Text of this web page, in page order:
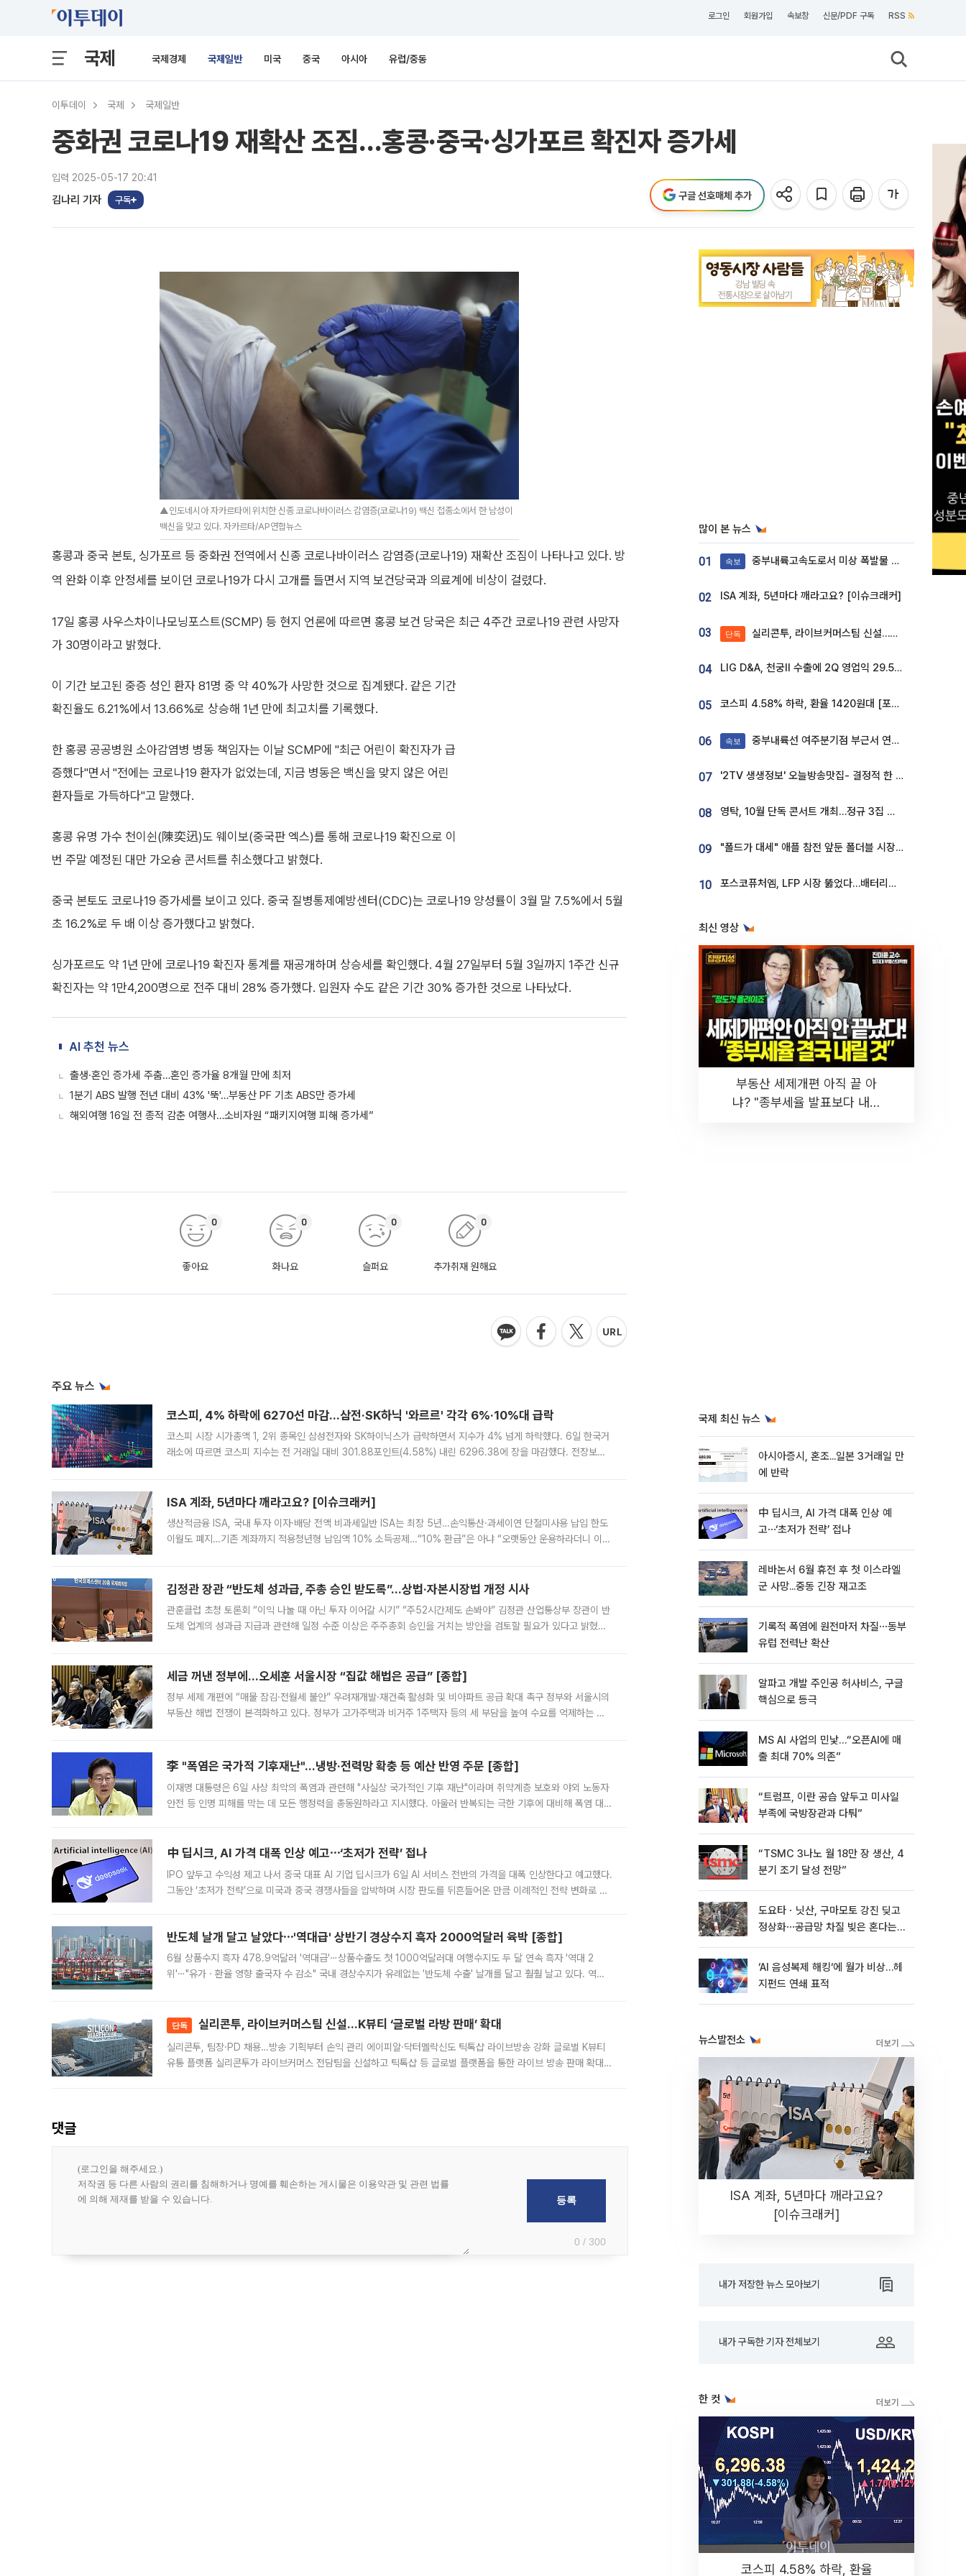
로그인 회원가입 속보창 신문/PDF 구독 RSS
국제 국제경제 국제일반 미국 중국 아시아 유럽/중동
이투데이 국제 국제일반
중화권 코로나19 재확산 조짐…홍콩·중국·싱가포르 확진자 증가세
입력 2025-05-17 20:41
김나리 기자 구독 구글 선호매체 추가
▲인도네시아 자카르타에 위치한 신종 코로나바이러스 감염증(코로나19) 백신 접종소에서 한 남성이
백신을 맞고 있다. 자카르타/AP연합뉴스
홍콩과 중국 본토, 싱가포르 등 중화권 전역에서 신종 코로나바이러스 감염증(코로나19) 재확산 조짐이 나타나고 있다. 방
역 완화 이후 안정세를 보이던 코로나19가 다시 고개를 들면서 지역 보건당국과 의료계에 비상이 걸렸다.
17일 홍콩 사우스차이나모닝포스트(SCMP) 등 현지 언론에 따르면 홍콩 보건 당국은 최근 4주간 코로나19 관련 사망자
가 30명이라고 밝혔다.
이 기간 보고된 중증 성인 환자 81명 중 약 40%가 사망한 것으로 집계됐다. 같은 기간
확진율도 6.21%에서 13.66%로 상승해 1년 만에 최고치를 기록했다.
한 홍콩 공공병원 소아감염병 병동 책임자는 이날 SCMP에 "최근 어린이 확진자가 급
증했다"면서 "전에는 코로나19 환자가 없었는데, 지금 병동은 백신을 맞지 않은 어린
환자들로 가득하다"고 말했다.
홍콩 유명 가수 천이쉰(陳奕迅)도 웨이보(중국판 엑스)를 통해 코로나19 확진으로 이
번 주말 예정된 대만 가오슝 콘서트를 취소했다고 밝혔다.
중국 본토도 코로나19 증가세를 보이고 있다. 중국 질병통제예방센터(CDC)는 코로나19 양성률이 3월 말 7.5%에서 5월
초 16.2%로 두 배 이상 증가했다고 밝혔다.
싱가포르도 약 1년 만에 코로나19 확진자 통계를 재공개하며 상승세를 확인했다. 4월 27일부터 5월 3일까지 1주간 신규
확진자는 약 1만4,200명으로 전주 대비 28% 증가했다. 입원자 수도 같은 기간 30% 증가한 것으로 나타났다.
AI 추천 뉴스
출생·혼인 증가세 주춤…혼인 증가율 8개월 만에 최저
1분기 ABS 발행 전년 대비 43% '뚝'…부동산 PF 기초 ABS만 증가세
해외여행 16일 전 종적 감춘 여행사…소비자원 “패키지여행 피해 증가세”
좋아요
0
화나요
0
슬퍼요
0
추가취재 원해요
0
주요 뉴스
코스피, 4% 하락에 6270선 마감…삼전·SK하닉 '와르르' 각각 6%·10%대 급락
코스피 시장 시가총액 1, 2위 종목인 삼성전자와 SK하이닉스가 급락하면서 지수가 4% 넘게 하락했다. 6일 한국거
래소에 따르면 코스피 지수는 전 거래일 대비 301.88포인트(4.58%) 내린 6296.38에 장을 마감했다. 전장보다
ISA 계좌, 5년마다 깨라고요? [이슈크래커]
생산적금융 ISA, 국내 투자 이자·배당 전액 비과세일반 ISA는 최장 5년…손익통산·과세이연 단절미사용 납입 한도
이월도 폐지…기존 계좌까지 적용청년형 납입액 10% 소득공제…“10% 환급”은 아냐 “오랫동안 운용하라더니 이제
김정관 장관 “반도체 성과급, 주총 승인 받도록”…상법·자본시장법 개정 시사
관훈클럽 초청 토론회 “이익 나눌 때 아닌 투자 이어갈 시기” “주52시간제도 손봐야” 김정관 산업통상부 장관이 반
도체 업계의 성과급 지급과 관련해 일정 수준 이상은 주주총회 승인을 거치는 방안을 검토할 필요가 있다고 밝혔다.
세금 꺼낸 정부에…오세훈 서울시장 “집값 해법은 공급” [종합]
정부 세제 개편에 “매물 잠김·전월세 불안” 우려재개발·재건축 활성화 및 비아파트 공급 확대 촉구 정부와 서울시의
부동산 해법 전쟁이 본격화하고 있다. 정부가 고가주택과 비거주 1주택자 등의 세 부담을 높여 수요를 억제하는 카
李 "폭염은 국가적 기후재난"…냉방·전력망 확충 등 예산 반영 주문 [종합]
이재명 대통령은 6일 사상 최악의 폭염과 관련해 "사실상 국가적인 기후 재난"이라며 취약계층 보호와 야외 노동자
안전 등 인명 피해를 막는 데 모든 행정력을 총동원하라고 지시했다. 아울러 반복되는 극한 기후에 대비해 폭염 대응
中 딥시크, AI 가격 대폭 인상 예고⋯‘초저가 전략’ 접나
IPO 앞두고 수익성 제고 나서 중국 대표 AI 기업 딥시크가 6일 AI 서비스 전반의 가격을 대폭 인상한다고 예고했다.
그동안 ‘초저가 전략’으로 미국과 중국 경쟁사들을 압박하며 시장 판도를 뒤흔들어온 만큼 이례적인 전략 변화로 평
반도체 날개 달고 날았다⋯'역대급' 상반기 경상수지 흑자 2000억달러 육박 [종합]
6월 상품수지 흑자 478.9억달러 '역대급'⋯상품수출도 첫 1000억달러대 여행수지도 두 달 연속 흑자 '역대 2
위'⋯"유가ㆍ환율 영향 출국자 수 감소" 국내 경상수지가 유례없는 '반도체 수출' 날개를 달고 훨훨 날고 있다. 역대
단독 실리콘투, 라이브커머스팀 신설…K뷰티 ‘글로벌 라방 판매’ 확대
실리콘투, 팀장·PD 채용…방송 기획부터 손익 관리 에이피알·닥터멜락신도 틱톡샵 라이브방송 강화 글로벌 K뷰티
유통 플랫폼 실리콘투가 라이브커머스 전담팀을 신설하고 틱톡샵 등 글로벌 플랫폼을 통한 라이브 방송 판매 확대에
댓글
0 / 300
많이 본 뉴스
01 속보 중부내륙고속도로서 미상 폭발물 발견
02 ISA 계좌, 5년마다 깨라고요? [이슈크래커]
03 단독 실리콘투, 라이브커머스팀 신설…K뷰티 ‘글로벌 판매망’ 확대[K뷰티 라방戰]
04 LIG D&A, 천궁Ⅱ 수출에 2Q 영업익 29.5%↑…수주잔고 24.6조 [종합]
05 코스피 4.58% 하락, 환율 1420원대 [포토]
06 속보 중부내륙선 여주분기점 부근서 연이은 추돌사고 발생
07 '2TV 생생정보' 오늘방송맛집- 결정적 한 수, 3종 메밀면! 메밀 소바 맛집 '의○○○○'
08 영탁, 10월 단독 콘서트 개최…정규 3집 신곡 첫선
09 "폴드가 대세" 애플 참전 앞둔 폴더블 시장…하반기 경쟁 막 오른다
10 포스코퓨처엠, LFP 시장 뚫었다…배터리사와 대규모 장기 공급 합의
최신 영상
부동산 세제개편 아직 끝 아
냐? "종부세율 발표보다 내릴
국제 최신 뉴스
아시아증시, 혼조...일본 3거래일 만
에 반락
中 딥시크, AI 가격 대폭 인상 예
고⋯‘초저가 전략’ 접나
레바논서 6월 휴전 후 첫 이스라엘
군 사망...중동 긴장 재고조
기록적 폭염에 원전마저 차질⋯동부
유럽 전력난 확산
알파고 개발 주인공 허사비스, 구글
핵심으로 등극
MS AI 사업의 민낯…“오픈AI에 매
출 최대 70% 의존”
“트럼프, 이란 공습 앞두고 미사일
부족에 국방장관과 다퉈”
“TSMC 3나노 월 18만 장 생산, 4
분기 조기 달성 전망”
도요타ㆍ닛산, 구마모토 강진 딪고
정상화⋯공급망 차질 빚은 혼다는
‘AI 음성복제 해킹‘에 월가 비상…헤
지펀드 연쇄 표적
뉴스발전소
ISA 계좌, 5년마다 깨라고요?
[이슈크래커]
내가 저장한 뉴스 모아보기
내가 구독한 기자 전체보기
한 컷
코스피 4.58% 하락, 환율